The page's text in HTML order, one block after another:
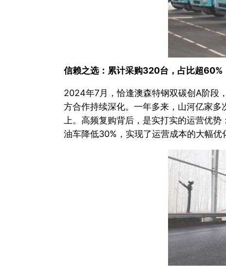
信赖之选：累计采购320台，占比超60%
2024年7月，恰逢澳森特钢双碳创A阶段
方合作持续深化。一年多来，山河亿家
上。高频复购背后，是实打实的运营优
油车降低30%，实现了运营成本的大幅优